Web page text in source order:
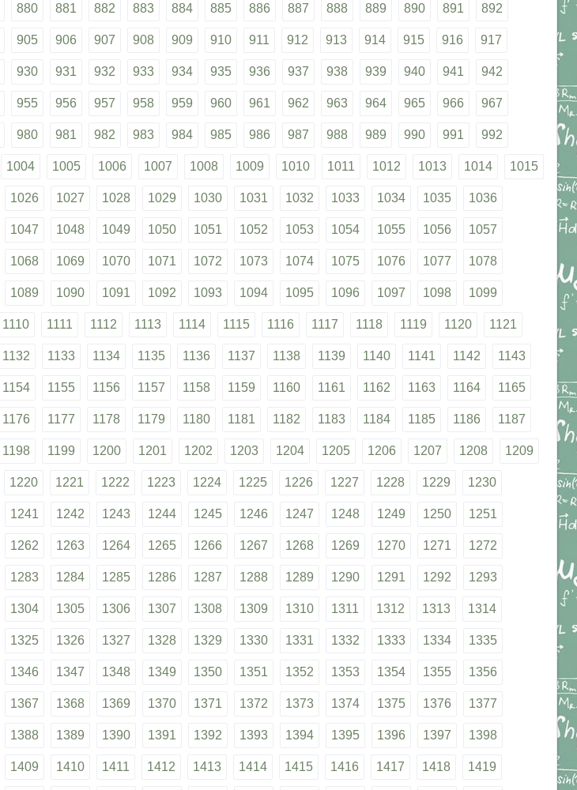
880 881 882 883 884 885 886 887 888 889 890 891 892
905 906 907 908 909 910 911 912 913 914 915 916 917
930 931 932 933 934 935 936 937 938 939 940 941 942
955 956 957 958 959 960 961 962 963 964 965 966 967
980 981 982 983 984 985 986 987 988 989 990 991 992
1004 1005 1006 1007 1008 1009 1010 1011 1012 1013 1014 1015
1026 1027 1028 1029 1030 1031 1032 1033 1034 1035 1036
1047 1048 1049 1050 1051 1052 1053 1054 1055 1056 1057
1068 1069 1070 1071 1072 1073 1074 1075 1076 1077 1078
1089 1090 1091 1092 1093 1094 1095 1096 1097 1098 1099
1110 1111 1112 1113 1114 1115 1116 1117 1118 1119 1120 1121
1132 1133 1134 1135 1136 1137 1138 1139 1140 1141 1142 1143
1154 1155 1156 1157 1158 1159 1160 1161 1162 1163 1164 1165
1176 1177 1178 1179 1180 1181 1182 1183 1184 1185 1186 1187
1198 1199 1200 1201 1202 1203 1204 1205 1206 1207 1208 1209
1220 1221 1222 1223 1224 1225 1226 1227 1228 1229 1230
1241 1242 1243 1244 1245 1246 1247 1248 1249 1250 1251
1262 1263 1264 1265 1266 1267 1268 1269 1270 1271 1272
1283 1284 1285 1286 1287 1288 1289 1290 1291 1292 1293
1304 1305 1306 1307 1308 1309 1310 1311 1312 1313 1314
1325 1326 1327 1328 1329 1330 1331 1332 1333 1334 1335
1346 1347 1348 1349 1350 1351 1352 1353 1354 1355 1356
1367 1368 1369 1370 1371 1372 1373 1374 1375 1376 1377
1388 1389 1390 1391 1392 1393 1394 1395 1396 1397 1398
1409 1410 1411 1412 1413 1414 1415 1416 1417 1418 1419